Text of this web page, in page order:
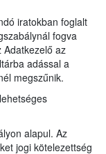
iratokban foglalt
fogva
Adatkezelő az
adással a
megszűnik.
alapul. Az
jogi kötelezettség